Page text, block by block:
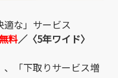
な」サービス
料／〈5年ワイド〉
、「下取りサービス増